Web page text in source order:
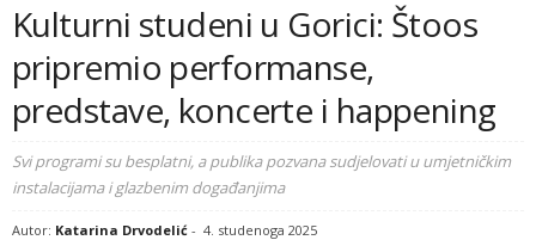
Kulturni studeni u Gorici: Štoos
pripremio performanse,
predstave, koncerte i happening
Svi programi su besplatni, a publika pozvana sudjelovati u umjetničkim
instalacijama i glazbenim događanjima
Autor: Katarina Drvodelić - 4. studenoga 2025